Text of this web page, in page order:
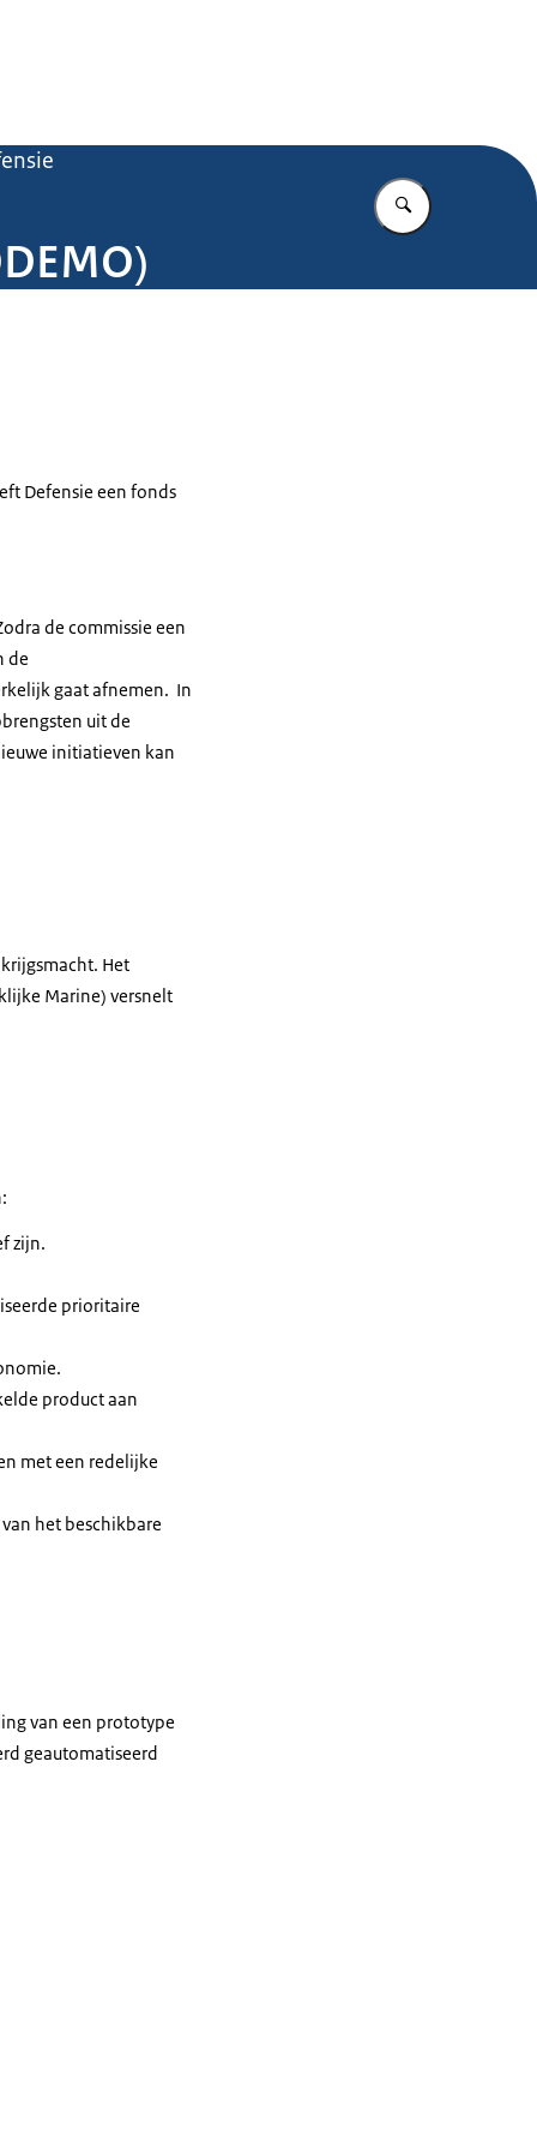
Vul in wat u
Defensie een fonds
de commissie een
de
gaat afnemen. In
uit de
initiatieven kan
Het
Marine) versnelt
zijn.
prioritaire
product aan
met een redelijke
het beschikbare
van een prototype
geautomatiseerd